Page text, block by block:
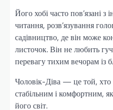
Його хобі часто пов’язані з
читання, розв’язування
садівництво, де він може
листочок. Він не любить
перевагу тихим вечорам із
Чоловік-Діва — це той,
стабільним і комфортним,
його світ.